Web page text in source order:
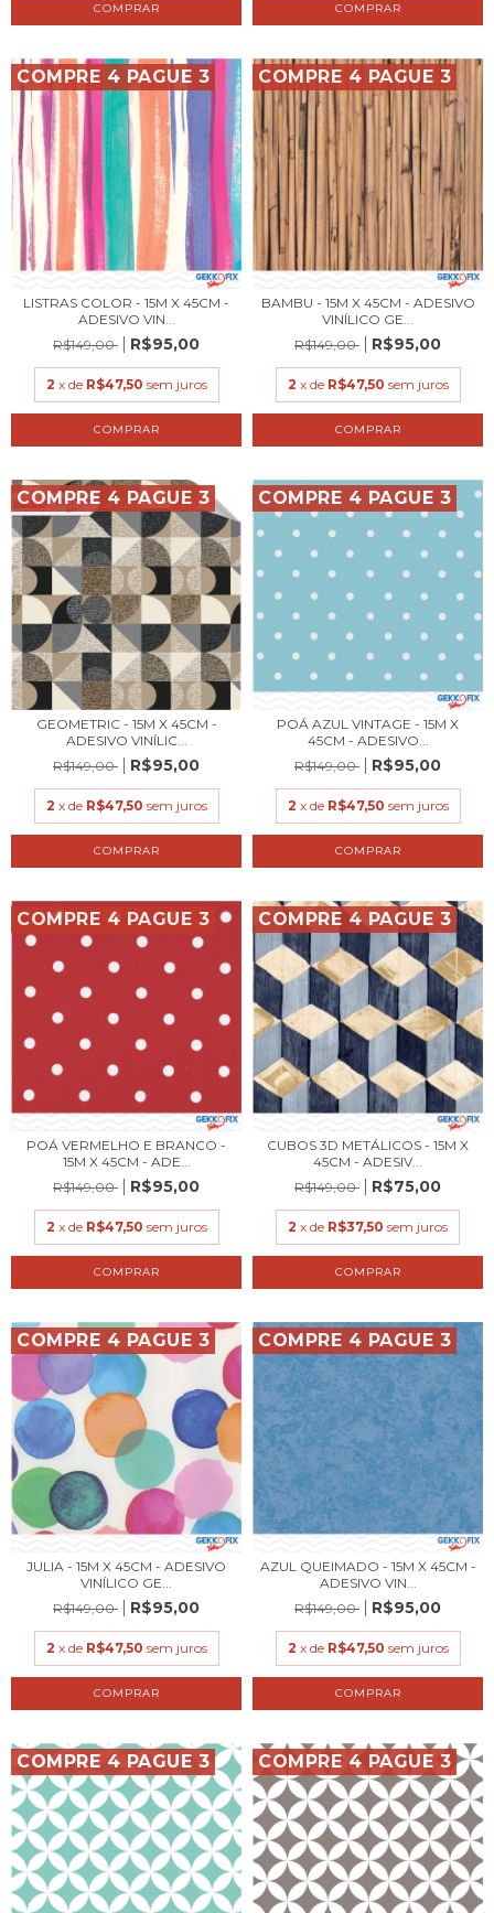
COMPRE 4 PAGUE 3
LISTRAS COLOR - 15M X 45CM -
ADESIVO VIN...
R$149,00
R$95,00
2 x de R$47,50 sem juros
COMPRE 4 PAGUE 3
BAMBU - 15M X 45CM - ADESIVO
VINÍLICO GE...
R$149,00
R$95,00
2 x de R$47,50 sem juros
COMPRE 4 PAGUE 3
GEOMETRIC - 15M X 45CM -
ADESIVO VINÍLIC...
R$149,00
R$95,00
2 x de R$47,50 sem juros
COMPRE 4 PAGUE 3
POÁ AZUL VINTAGE - 15M X
45CM - ADESIVO...
R$149,00
R$95,00
2 x de R$47,50 sem juros
COMPRE 4 PAGUE 3
POÁ VERMELHO E BRANCO -
15M X 45CM - ADE...
R$149,00
R$95,00
2 x de R$47,50 sem juros
COMPRE 4 PAGUE 3
CUBOS 3D METÁLICOS - 15M X
45CM - ADESIV...
R$149,00
R$75,00
2 x de R$37,50 sem juros
COMPRE 4 PAGUE 3
JULIA - 15M X 45CM - ADESIVO
VINÍLICO GE...
R$149,00
R$95,00
2 x de R$47,50 sem juros
COMPRE 4 PAGUE 3
AZUL QUEIMADO - 15M X 45CM -
ADESIVO VIN...
R$149,00
R$95,00
2 x de R$47,50 sem juros
COMPRE 4 PAGUE 3 COMPRE 4 PAGUE 3